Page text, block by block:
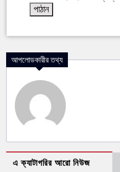
আপলোডকারীর তথ্য
এ ক্যাটাগরির আরো নিউজ